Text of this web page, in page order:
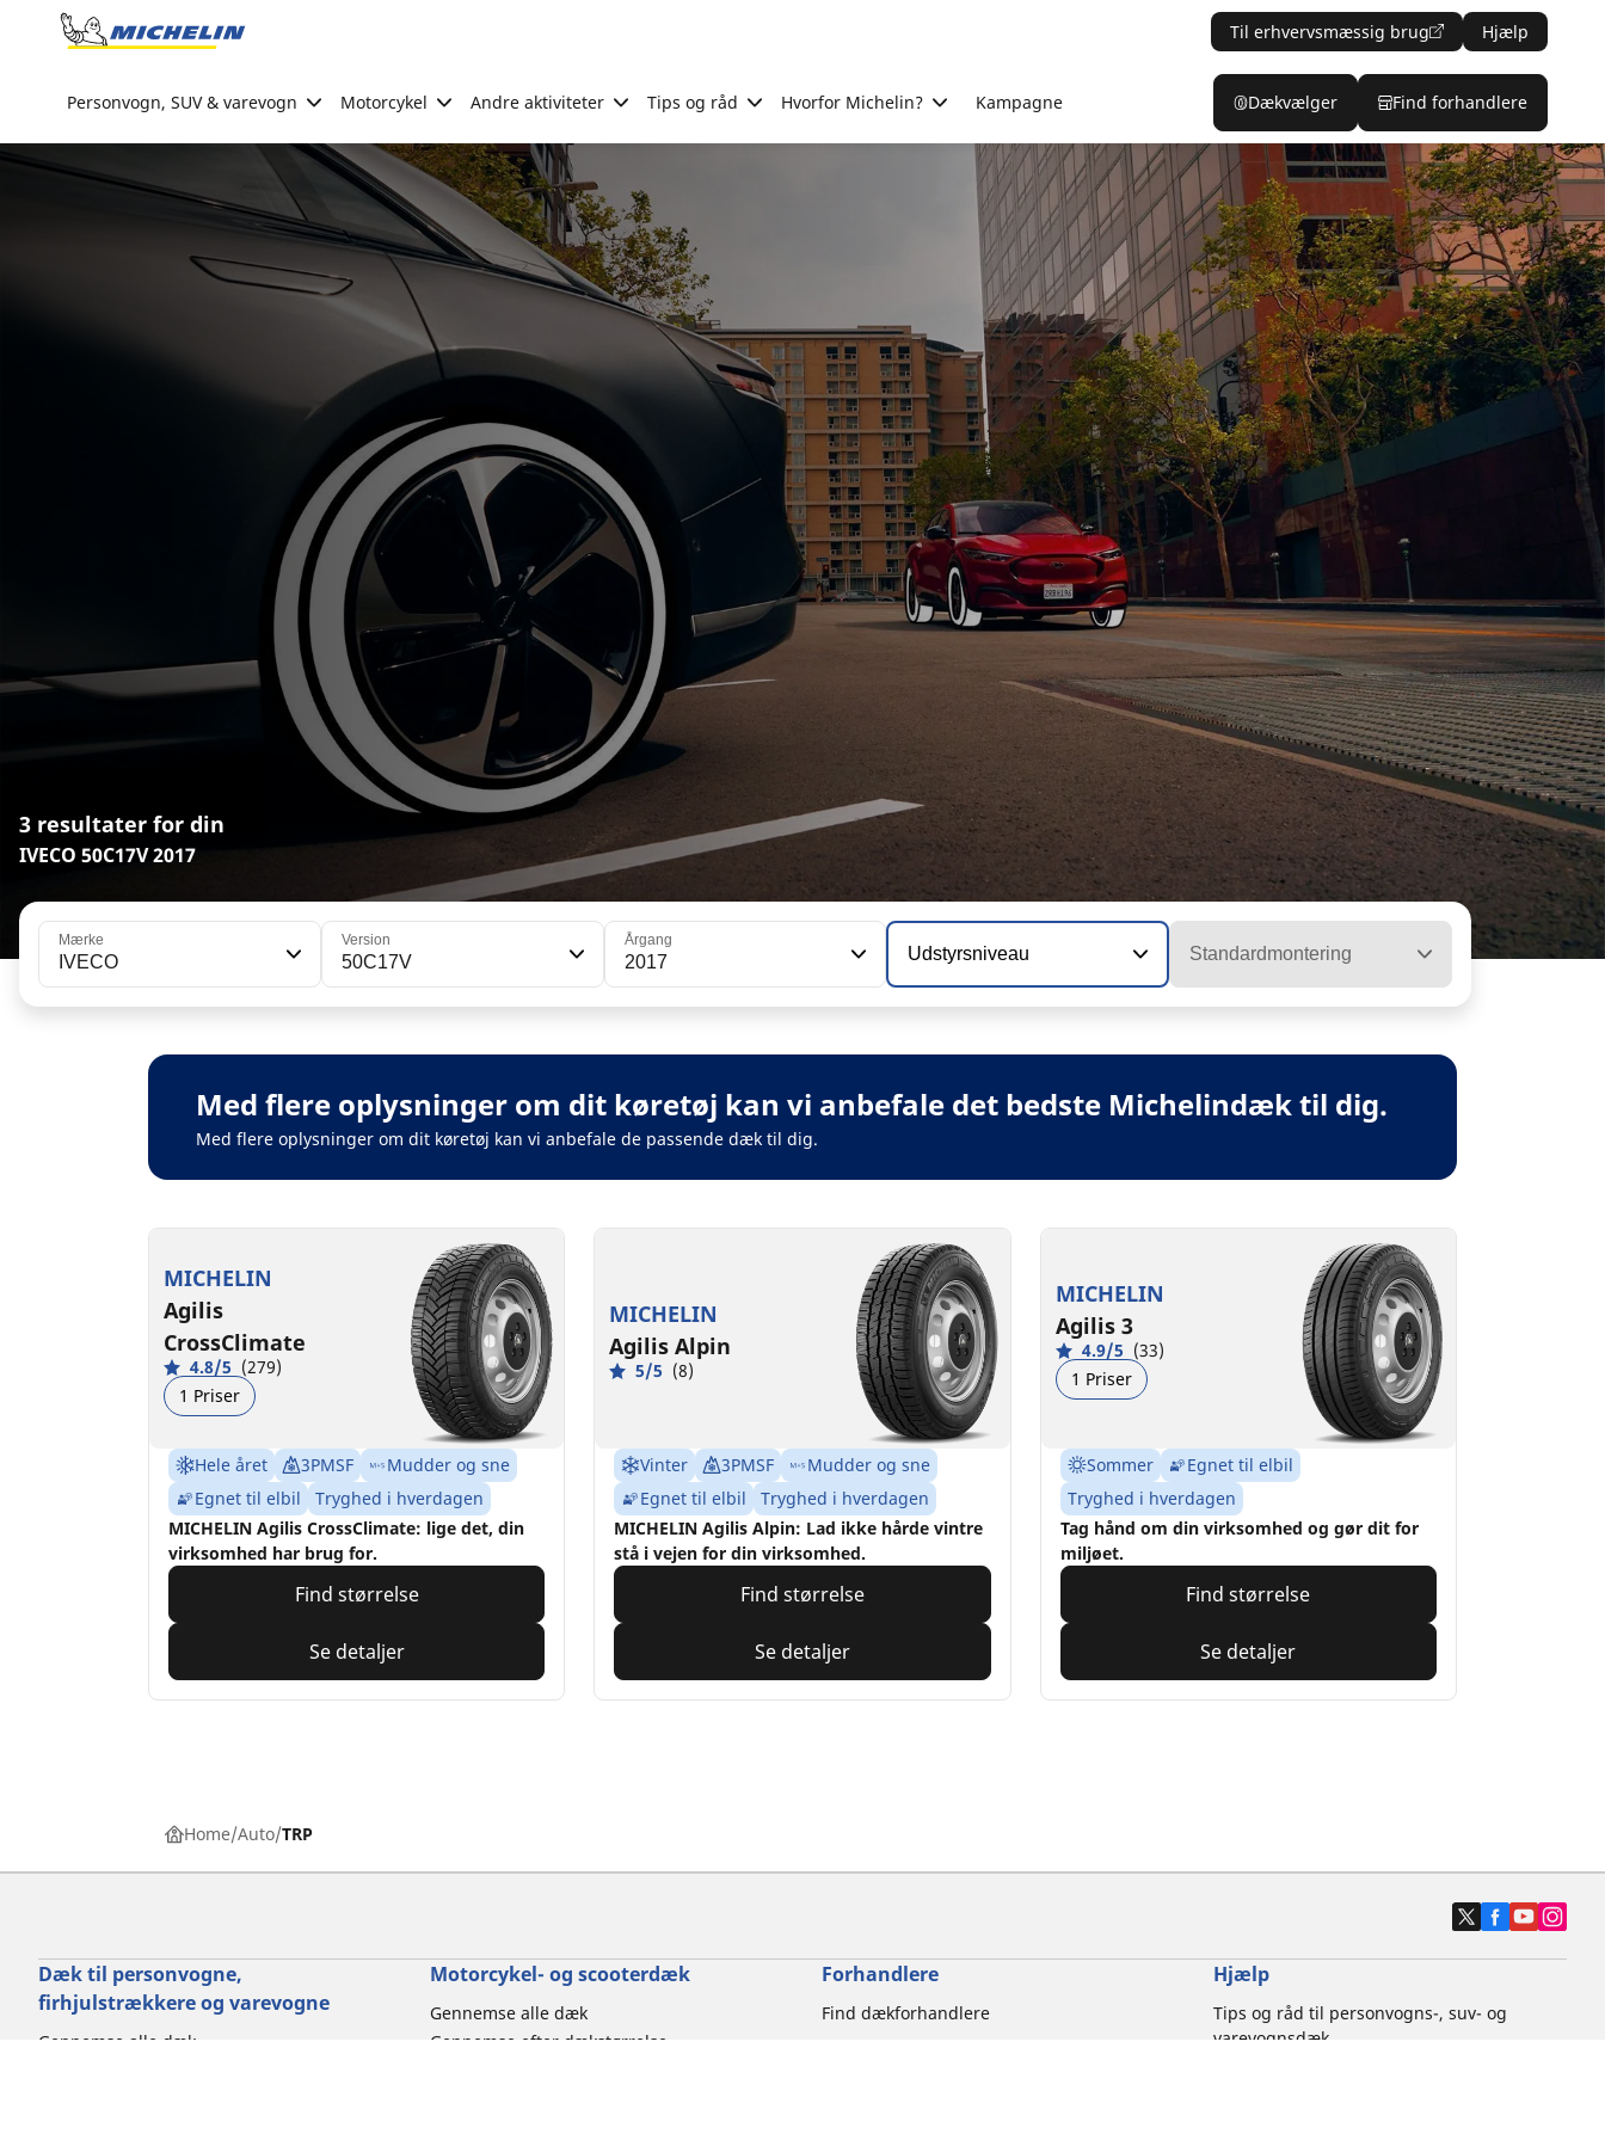
Go to page content
Til erhvervsmæssig brug Hjælp
Personvogn, SUV & varevogn Motorcykel Andre aktiviteter Tips og råd Hvorfor Michelin? Kampagne Dækvælger Find forhandlere
3 resultater for din
IVECO 50C17V 2017
Mærke
IVECO
Version
50C17V
Årgang
2017 Udstyrsniveau Standardmontering
Med flere oplysninger om dit køretøj kan vi anbefale det bedste Michelindæk til dig.
Med flere oplysninger om dit køretøj kan vi anbefale de passende dæk til dig.
MICHELIN
Agilis
CrossClimate
4.8/5 (279)
1 Priser
Hele året 3PMSF
Mudder og sne
Egnet til elbil
Tryghed i hverdagen
MICHELIN Agilis CrossClimate: lige det, din
virksomhed har brug for.
Find størrelse
Se detaljer
MICHELIN
Agilis Alpin
5/5 (8)
Vinter 3PMSF
Mudder og sne
Egnet til elbil
Tryghed i hverdagen
MICHELIN Agilis Alpin: Lad ikke hårde vintre
stå i vejen for din virksomhed.
Find størrelse
Se detaljer
MICHELIN
Agilis 3
4.9/5 (33)
1 Priser
Sommer
Egnet til elbil
Tryghed i hverdagen
Tag hånd om din virksomhed og gør dit for
miljøet.
Find størrelse
Se detaljer
Home Auto TRP
Dæk til personvogne,
firhjulstrækkere og varevogne
Gennemse alle dæk
Motorcykel- og scooterdæk
Gennemse alle dæk
Gennemse efter dækstørrelse
Forhandlere
Find dækforhandlere
Hjælp
Tips og råd til personvogns-, suv- og
varevognsdæk